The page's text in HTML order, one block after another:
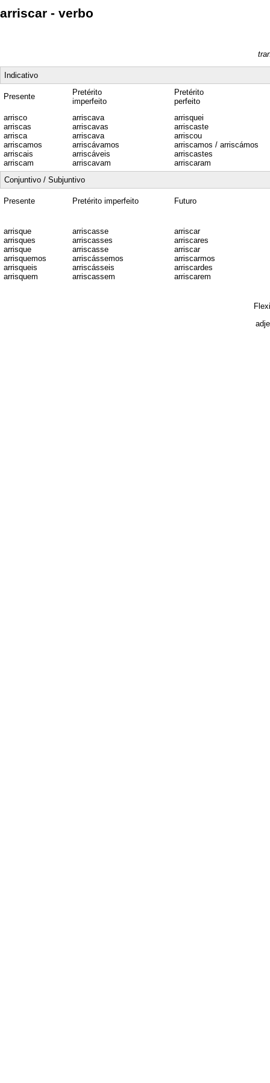
arriscar - verbo
Indicativo
Presente
Pretérito
imperfeito
Pretérito
perfeito
arrisco
arriscas
arrisca
arriscamos
arriscais
arriscam
arriscava
arriscavas
arriscava
arriscávamos
arriscáveis
arriscavam
arrisquei
arriscaste
arriscou
arriscamos / arriscámos
arriscastes
arriscaram
Conjuntivo / Subjuntivo
Presente Pretérito imperfeito Futuro
arrisque
arrisques
arrisque
arrisquemos
arrisqueis
arrisquem
arriscasse
arriscasses
arriscasse
arriscássemos
arriscásseis
arriscassem
arriscar
arriscares
arriscar
arriscarmos
arriscardes
arriscarem